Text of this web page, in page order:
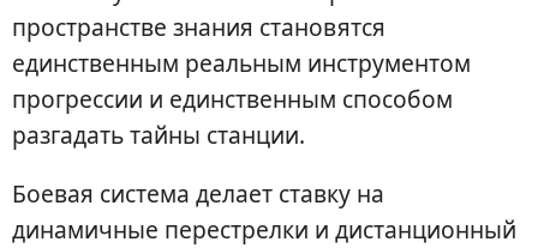
пространстве знания становятся
единственным реальным инструментом
прогрессии и единственным способом
разгадать тайны станции.
Боевая система делает ставку на
динамичные перестрелки и дистанционный